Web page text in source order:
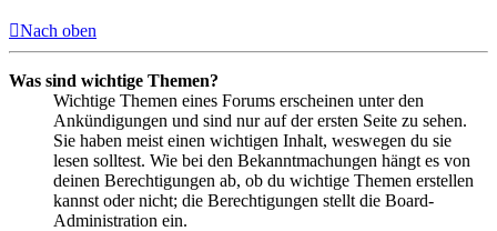
Nach oben
Was sind wichtige Themen?
Wichtige Themen eines Forums erscheinen unter den
Ankündigungen und sind nur auf der ersten Seite zu sehen.
Sie haben meist einen wichtigen Inhalt, weswegen du sie
lesen solltest. Wie bei den Bekanntmachungen hängt es von
deinen Berechtigungen ab, ob du wichtige Themen erstellen
kannst oder nicht; die Berechtigungen stellt die Board-
Administration ein.